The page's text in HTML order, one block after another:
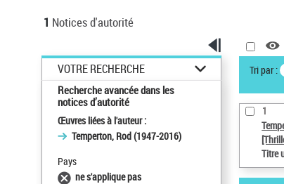
1 Notices d'autorité
VOTRE RECHERCHE
Recherche avancée dans les
notices d’autorité
Œuvres liées à l'auteur :
Temperton, Rod (1947-2016)
Pays
ne s'applique pas
Tri par :
1
Titre